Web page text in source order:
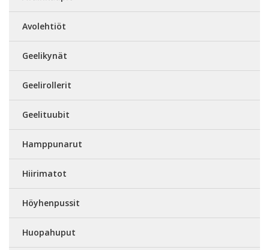
Avolehtiöt
Geelikynät
Geelirollerit
Geelituubit
Hamppunarut
Hiirimatot
Höyhenpussit
Huopahuput